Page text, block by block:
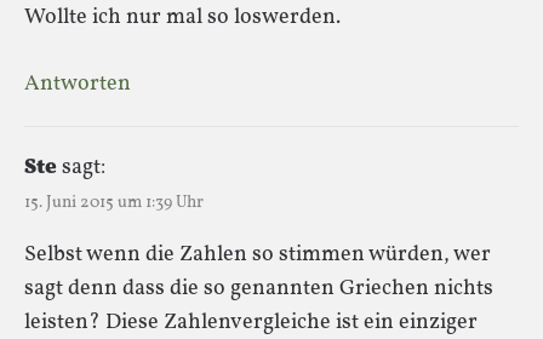
Wollte ich nur mal so loswerden.
Antworten
Stesagt:
15. Juni 2015 um 1:39 Uhr
Selbst wenn die Zahlen so stimmen würden, wer
sagt denn dass die so genannten Griechen nichts
leisten? Diese Zahlenvergleiche ist ein einziger